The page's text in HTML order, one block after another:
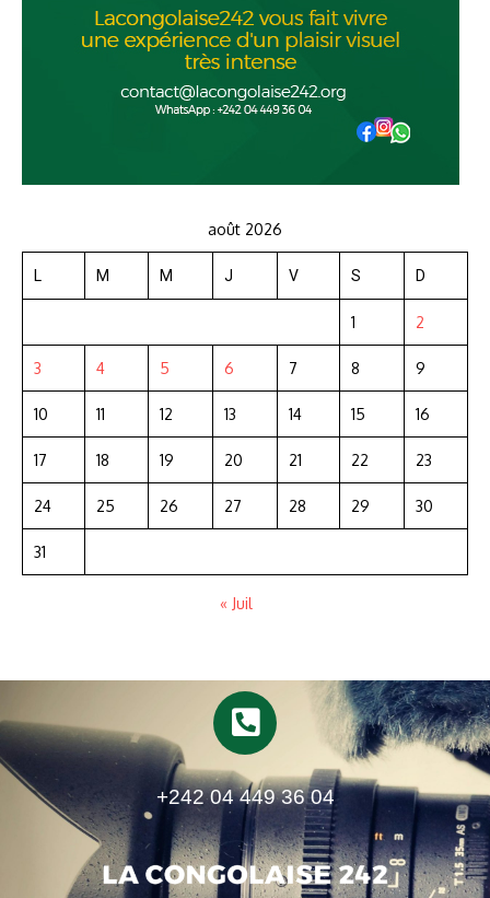
août 2026
L M M J V S D
1 2
3 4 5 6 7 8 9
10 11 12 13 14 15 16
17 18 19 20 21 22 23
24 25 26 27 28 29 30
31
« Juil
+242 04 449 36 04